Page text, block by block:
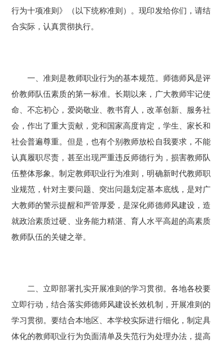
行为十项准则》（以下统称准则）。现印发给你们，请结
合实际，认真贯彻执行。
一、准则是教师职业行为的基本规范。师德师风是评
价教师队伍素质的第一标准。长期以来，广大教师牢记使
命、不忘初心，爱岗敬业、教书育人，改革创新、服务社
会，作出了重大贡献，党和国家高度肯定，学生、家长和
社会普遍尊重。但是，也有个别教师放松自我要求，不能
认真履职尽责，甚至出现严重违反师德行为，损害教师队
伍整体形象。制定教师职业行为准则，明确新时代教师职
业规范，针对主要问题、突出问题划定基本底线，是对广
大教师的警示提醒和严管厚爱，是深化师德师风建设，造
就政治素质过硬、业务能力精湛、育人水平高超的高素质
教师队伍的关键之举。
二、立即部署扎实开展准则的学习贯彻。各地各校要
立即行动，结合落实师德师风建设长效机制，开展准则的
学习贯彻。要结合本地区、本学校实际进行细化，制定具
体化的教师职业行为负面清单及失范行为处理办法，提高